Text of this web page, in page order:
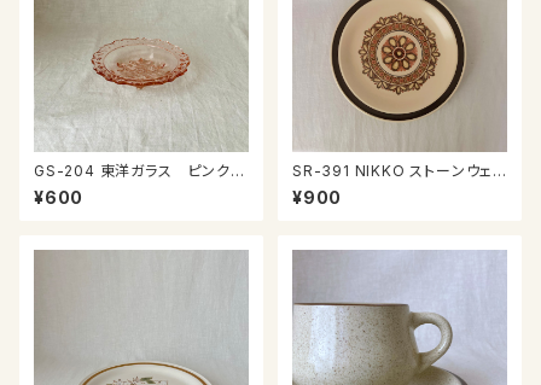
GS-204 東洋ガラス ピンクガ
ラスのプレート
¥600
SR-391 NIKKO ストーンウェ
ア プレート中
¥900